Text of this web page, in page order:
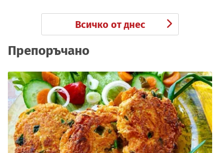
Всичко от днес
Препоръчано